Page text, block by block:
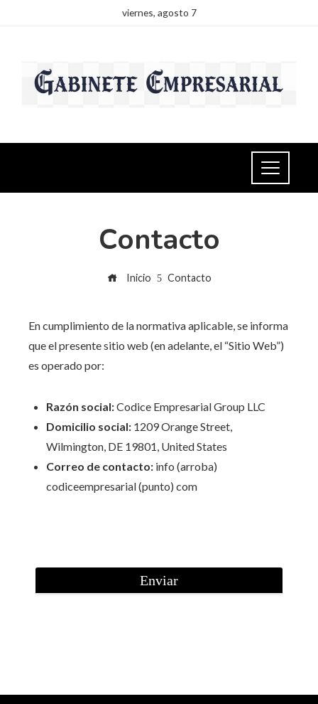
viernes, agosto 7
Contacto
Inicio Contacto
En cumplimiento de la normativa aplicable, se informa
que el presente sitio web (en adelante, el “Sitio Web”)
es operado por:
Razón social:Codice Empresarial Group LLC
Domicilio social: 1209 Orange Street,
Wilmington, DE 19801, United States
Correo de contacto: info (arroba)
codiceempresarial (punto) com